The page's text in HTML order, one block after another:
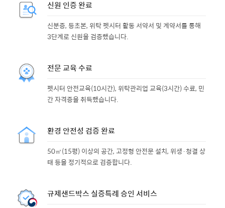
신원 인증 완료
신분증, 등초본, 위탁 펫시터 활동 서약서 및 계약서를 통해
3단계로 신원을 검증했습니다.
전문 교육 수료
펫시터 안전교육(10시간), 위탁관리업 교육(3시간) 수료, 민
간 자격증을 취득했습니다.
환경 안전성 검증 완료
50㎡(15평) 이상의 공간, 고정형 안전문 설치, 위생·청결 상
태 등을 정기적으로 검증합니다.
규제샌드박스 실증특례 승인 서비스